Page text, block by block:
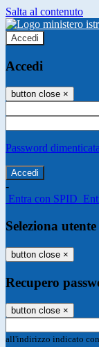
Salta al contenuto
Accedi
Accedi
button close ×
Password
-
Entra con SPID
Seleziona utente
button close ×
Recupero
button close ×
all'indirizzo indicato